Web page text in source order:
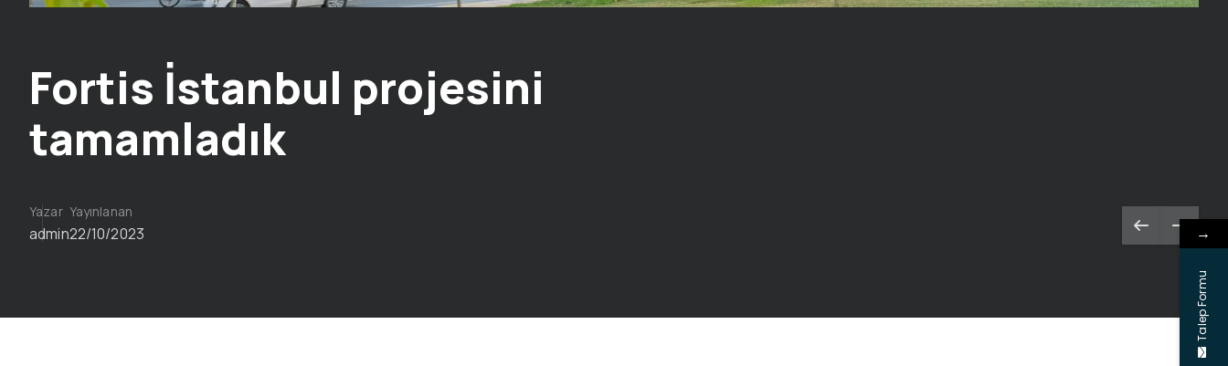
Fortis İstanbul projesini
tamamladık
Yazar
admin
Yayınlanan
22/10/2023 →
Talep Formu